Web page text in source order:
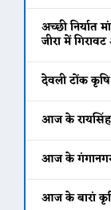
अच्छी
जीरा में
देवली टोंक
आज के
आज के
आज के बारां